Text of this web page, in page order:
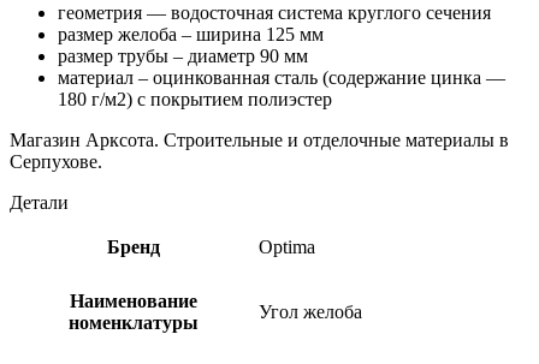
геометрия — водосточная система круглого сечения
размер желоба – ширина 125 мм
размер трубы – диаметр 90 мм
материал – оцинкованная сталь (содержание цинка —
180 г/м2) с покрытием полиэстер
Магазин Арксота. Строительные и отделочные материалы в
Серпухове.
Детали
Бренд Optima
Наименование
номенклатуры
Угол желоба